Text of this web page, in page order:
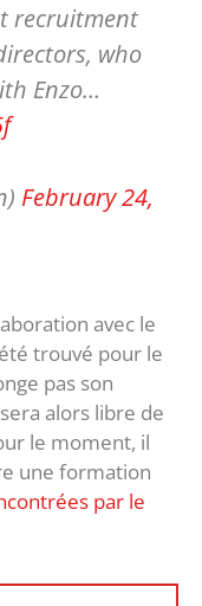
recruitment
who
Enzo…
February 24,
avec le
trouvé pour le
pas son
alors libre de
le moment, il
une formation
par le